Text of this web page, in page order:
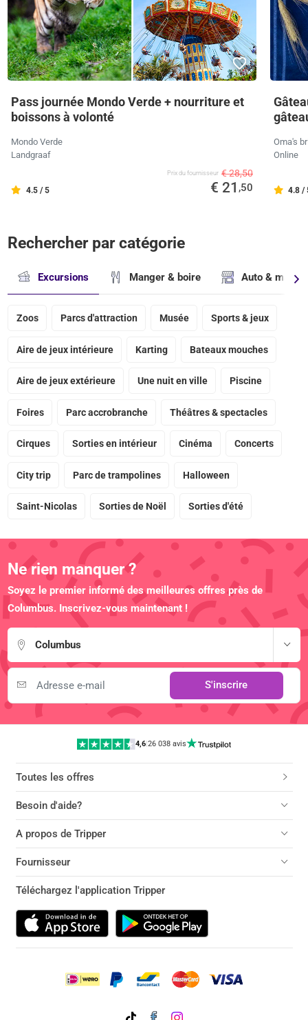
Pass journée Mondo Verde + nourriture et
boissons à volonté
Mondo Verde
Landgraaf
4.5 / 5
Prix ​​du fournisseur € 28,50
€ 21 ,50
Oma's
Online
4.8 /
Rechercher par catégorie
Excursions Manger & boire Auto &
Zoos Parcs d'attraction Musée Sports & jeux
Aire de jeux intérieure Karting Bateaux mouches
Aire de jeux extérieure Une nuit en ville Piscine
Foires Parc accrobranche Théâtres & spectacles
Cirques Sorties en intérieur Cinéma Concerts
City trip Parc de trampolines Halloween
Saint-Nicolas Sorties de Noël Sorties d'été
Ne rien manquer ?
Soyez le premier informé des meilleures offres près de
Columbus. Inscrivez-vous maintenant !
Columbus
S'inscrire
4,6 |26 038 avis
Toutes les offres
Besoin d'aide?
A propos de Tripper
Fournisseur
Téléchargez l'application Tripper